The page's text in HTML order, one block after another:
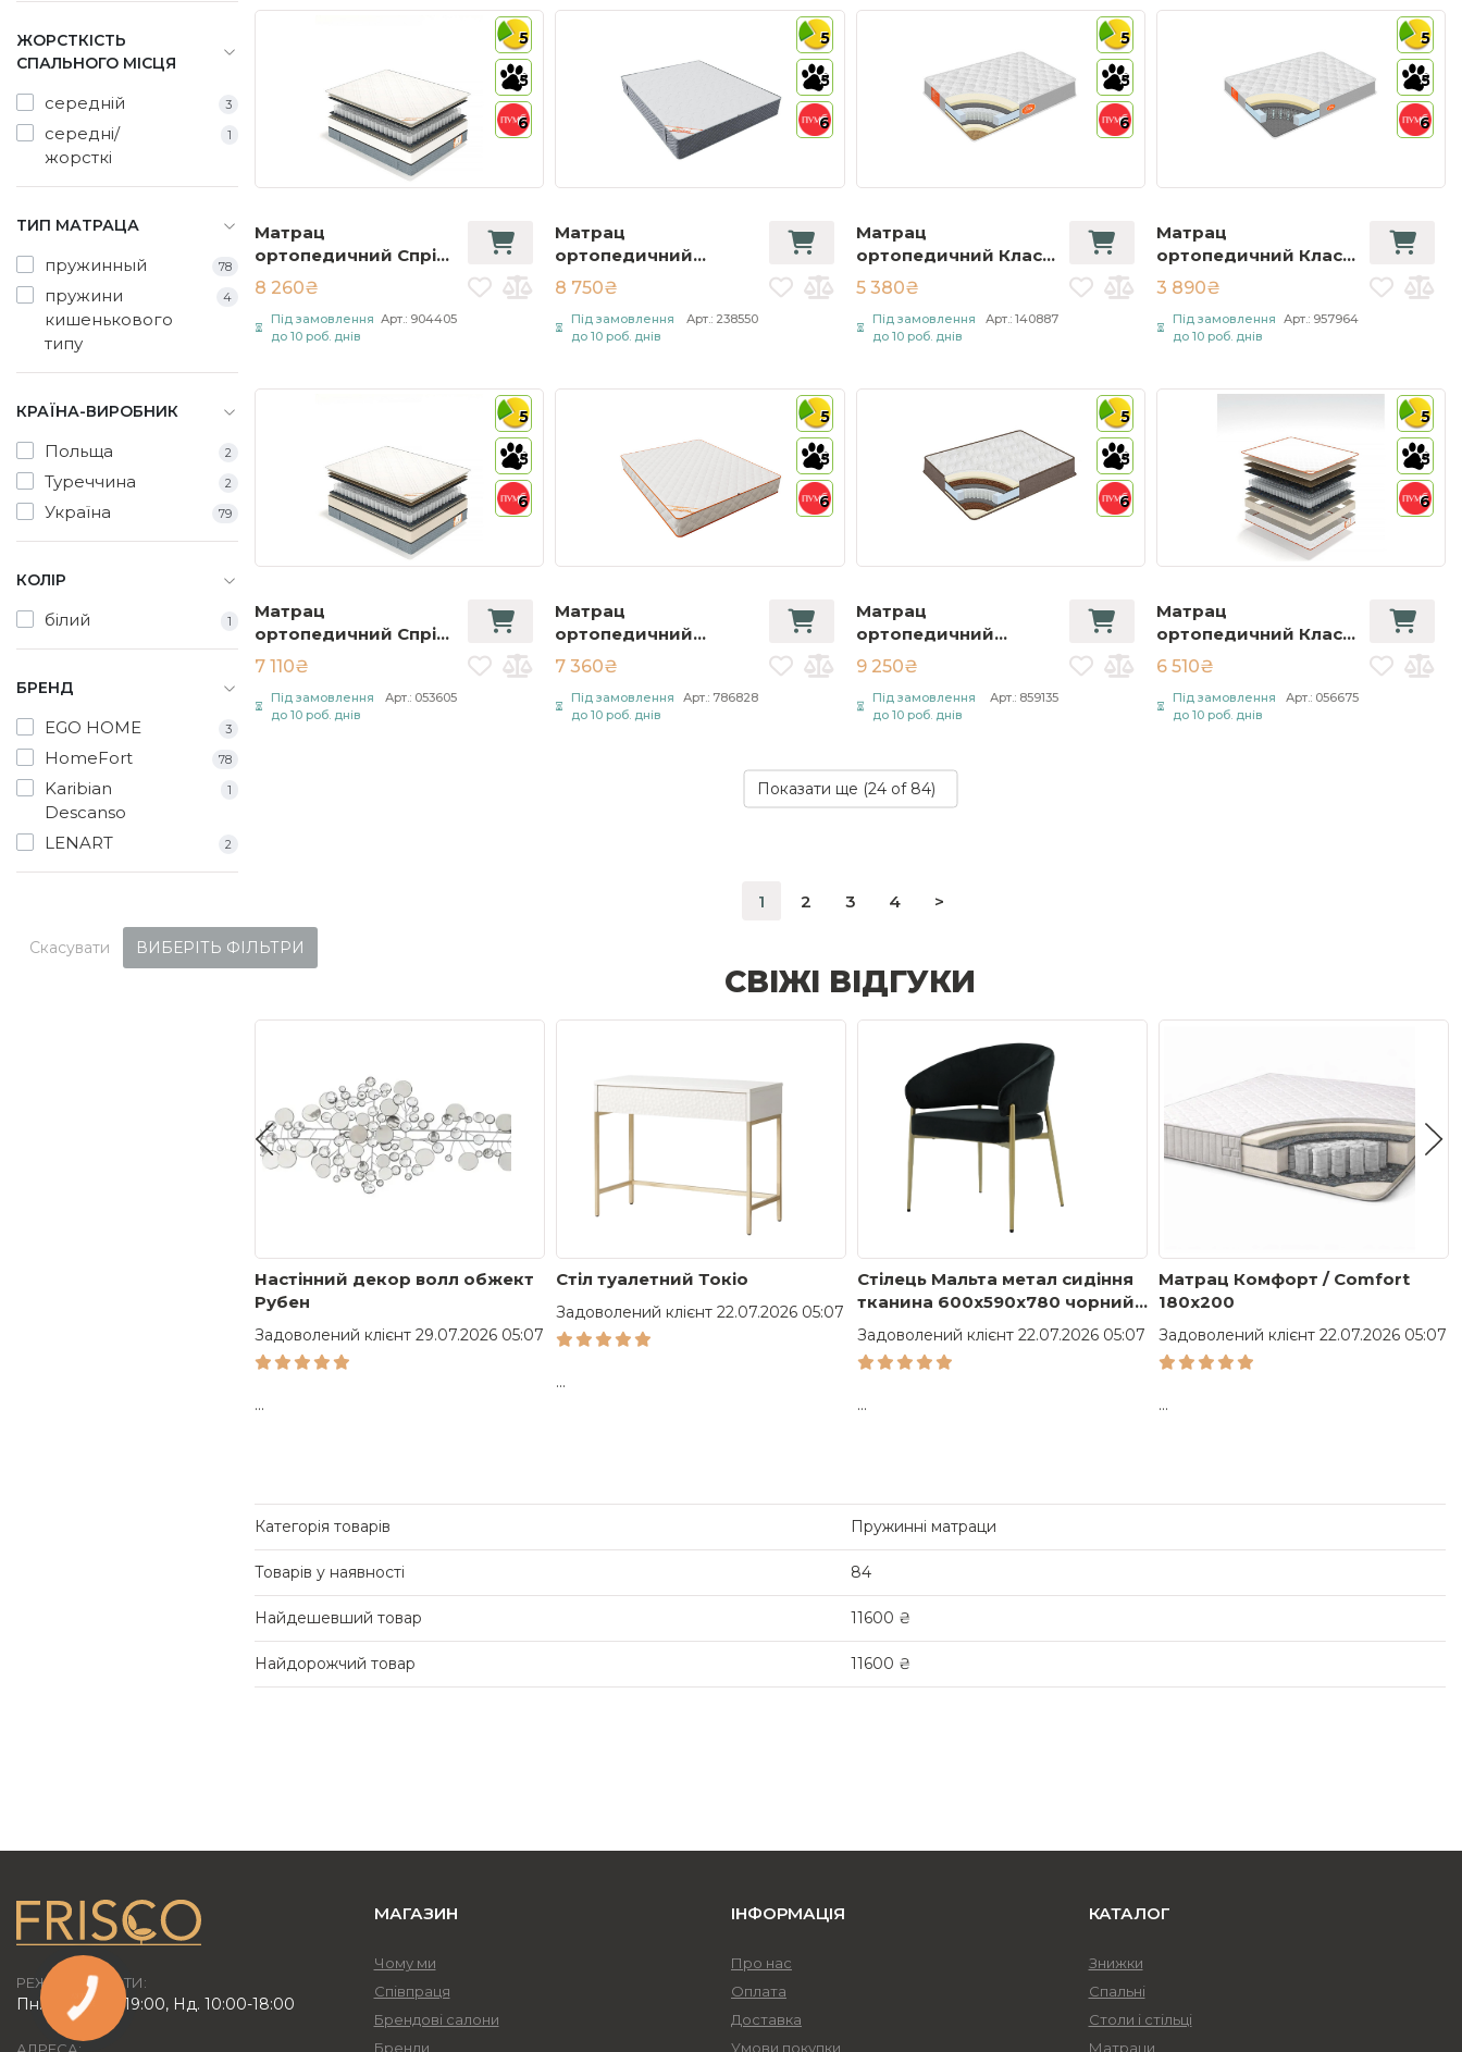
ЖОРСТКІСТЬ
СПАЛЬНОГО МІСЦЯ
середній 3
середні/
жорсткі
1
ТИП МАТРАЦА
пружинный 78
пружини
кишенькового
типу
4
КРАЇНА-ВИРОБНИК
Польща 2
Туреччина 2
Україна 79
КОЛІР
білий 1
БРЕНД
EGO HOME 3
HomeFort 78
Karibian
Descanso
1
LENART 2
Скасувати ВИБЕРІТЬ ФІЛЬТРИ
5
5
6
Матрац
ортопедичний Спрінг
Меморі / Spring
Memory 90х190 см
Білий
8 260₴
Арт.: 904405
Під замовлення
до 10 роб. днів
5
5
6
Матрац
ортопедичний
Sunline Lux 80х190 см
Сірий 344332410
8 750₴
Арт.: 238550
Під замовлення
до 10 роб. днів
5
5
6
Матрац
ортопедичний Класік
Люкс / Classic Lux
70х200 см Білий
5 380₴
Арт.: 140887
Під замовлення
до 10 роб. днів
5
5
6
Матрац
ортопедичний Класік
/ Classic 70х190 см
Білий
3 890₴
Арт.: 957964
Під замовлення
до 10 роб. днів
5
5
6
Матрац
ортопедичний Спрінг
Кокос / Spring Cocos
80х190 см Білий
7 110₴
Арт.: 053605
Під замовлення
до 10 роб. днів
5
5
6
Матрац
ортопедичний
Санлайн / Sunline
90х180 см Білий
7 360₴
Арт.: 786828
Під замовлення
до 10 роб. днів
5
5
6
Матрац
ортопедичний
Савана / Savanna
80х190 см Білий
9 250₴
Арт.: 859135
Під замовлення
до 10 роб. днів
5
5
6
Матрац
ортопедичний Класік
Люкс / Classic Lux с
кокосом 80х200 см
Білий
6 510₴
Арт.: 056675
Під замовлення
до 10 роб. днів
Показати ще (24 of 84)
1 2 3 4 >
СВІЖІ ВІДГУКИ
Настінний декор волл обжект
Рубен
Задоволений клієнт 29.07.2026 05:07
...
Стіл туалетний Токіо
Задоволений клієнт 22.07.2026 05:07
...
Стілець Мальта метал сидіння
тканина 600x590x780 чорний,
ноги золоті
Задоволений клієнт 22.07.2026 05:07
...
Матрац Комфорт / Comfort
180x200
Задоволений клієнт 22.07.2026 05:07
...
Категорія товарів Пружинні матраци
Товарів у наявності 84
Найдешевший товар 11600 ₴
Найдорожчий товар 11600 ₴
РЕЖИМ РОБОТИ:
Пн.-Пт. 10:00-19:00, Нд. 10:00-18:00
МАГАЗИН
Чому ми
Співпраця
Брендові салони
Бренди
ІНФОРМАЦІЯ
Про нас
Оплата
Доставка
Умови покупки
КАТАЛОГ
Знижки
Спальні
Столи і стільці
Матраци